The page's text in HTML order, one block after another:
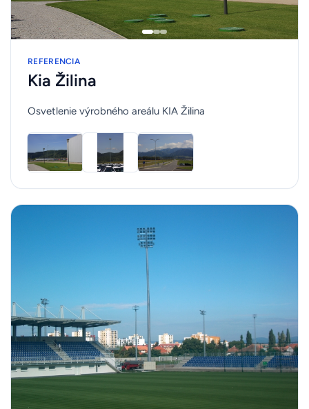
REFERENCIA
Kia Žilina
Osvetlenie výrobného areálu KIA Žilina